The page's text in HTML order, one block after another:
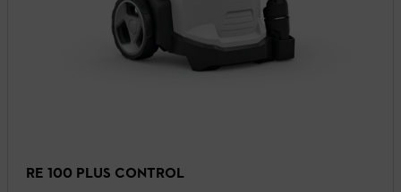
RE 100 PLUS CONTROL